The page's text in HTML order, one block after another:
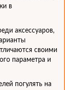
в
аксессуаров,
своими
параметра и
погулять на